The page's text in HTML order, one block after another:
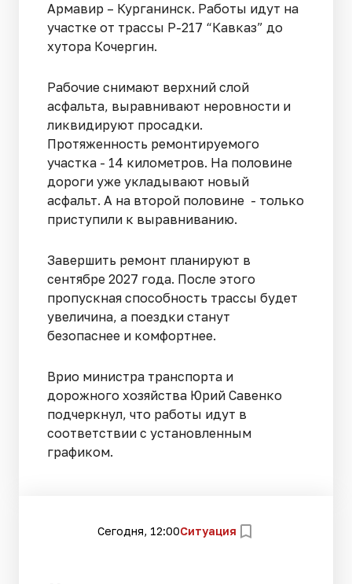
Армавир – Курганинск. Работы идут на
участке от трассы Р-217 “Кавказ” до
хутора Кочергин.
Рабочие снимают верхний слой
асфальта, выравнивают неровности и
ликвидируют просадки.
Протяженность ремонтируемого
участка - 14 километров. На половине
дороги уже укладывают новый
асфальт. А на второй половине - только
приступили к выравниванию.
Завершить ремонт планируют в
сентябре 2027 года. После этого
пропускная способность трассы будет
увеличина, а поездки станут
безопаснее и комфортнее.
Врио министра транспорта и
дорожного хозяйства Юрий Савенко
подчеркнул, что работы идут в
соответствии с установленным
графиком.
Сегодня, 12:00Ситуация